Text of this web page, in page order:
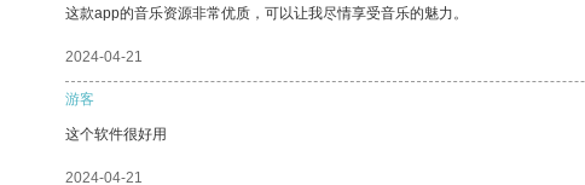
这款app的音乐资源非常优质，可以让我尽情享受音乐的魅力。
2024-04-21
游客
这个软件很好用
2024-04-21